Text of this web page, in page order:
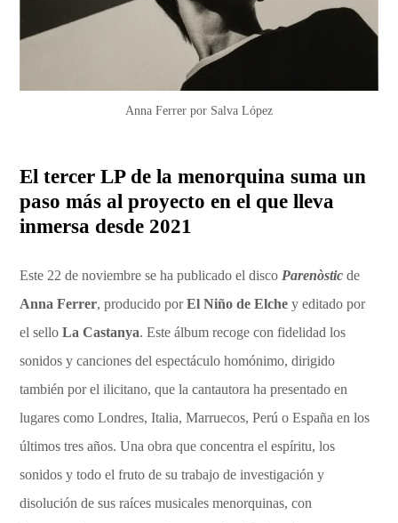
Anna Ferrer por Salva López
El tercer LP de la menorquina suma un
paso más al proyecto en el que lleva
inmersa desde 2021
Este 22 de noviembre se ha publicado el disco Parenòstic de
Anna Ferrer, producido porEl Niño de Elche y editado por
el selloLa Castanya. Este álbum recoge con fidelidad los
sonidos y canciones del espectáculo homónimo, dirigido
también por el ilicitano, que la cantautora ha presentado en
lugares como Londres, Italia, Marruecos, Perú o España en los
últimos tres años. Una obra que concentra el espíritu, los
sonidos y todo el fruto de su trabajo de investigación y
disolución de sus raíces musicales menorquinas, con